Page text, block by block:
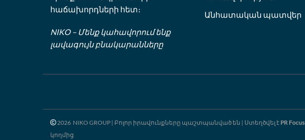
հաճախորդների հետ։
NIKO – Մենք կահավորում ենք
լավագույն բնակարանները
Անհատական պատվեր
2026 NIKO GROUP | Բոլոր իրավունքները պաշտպանված են | Ստեղծվել է PR Focus
կողմից